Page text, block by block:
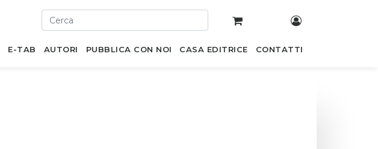
E-TAB AUTORI PUBBLICA CON NOI CASA EDITRICE CONTATTI